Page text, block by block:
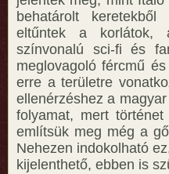
behatárolt
eltűntek a korlátok,
színvonalú sci-fi és
meglovagoló fércmű
erre a területre
ellenérzéshez a
folyamat, mert
említsük meg még a
Nehezen indokolható
kijelenthető, ebben is